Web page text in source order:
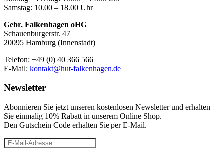
Samstag: 10.00 – 18.00 Uhr
Gebr. Falkenhagen oHG
Schauenburgerstr. 47
20095 Hamburg (Innenstadt)
Telefon: +49 (0) 40 366 566
E-Mail: kontakt@hut-falkenhagen.de
Newsletter
Abonnieren Sie jetzt unseren kostenlosen Newsletter und erhalten
Sie einmalig 10% Rabatt in unserem Online Shop.
Den Gutschein Code erhalten Sie per E-Mail.